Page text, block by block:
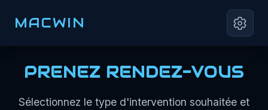
MACWIN
PRENEZ RENDEZ-VOUS
Sélectionnez le type d'intervention souhaitée et